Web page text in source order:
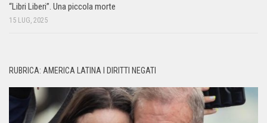
“Libri Liberi”. Una piccola morte
15 LUG, 2025
RUBRICA: AMERICA LATINA I DIRITTI NEGATI